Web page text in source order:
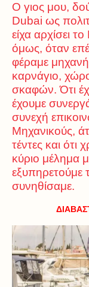
Ο γιος μου,
Dubai ως
είχα αρχίσει
όμως, όταν
φέραμε
καρνάγιο,
σκαφών. Ότι
έχουμε
συνεχή
Μηχανικούς,
τέντες και ότι
κύριο μέλημα
εξυπηρετούμε
συνηθίσαμε.